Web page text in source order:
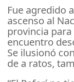
Fue agredido
ascenso al
provincia
encuentro
Se ilusionó
de a ratos,